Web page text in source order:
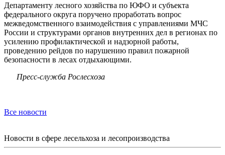
Департаменту лесного хозяйства по ЮФО и субъекта
федерального округа поручено проработать вопрос
межведомственного взаимодействия с управлениями МЧС
России и структурами органов внутренних дел в регионах по
усилению профилактической и надзорной работы,
проведению рейдов по нарушению правил пожарной
безопасности в лесах отдыхающими.
Пресс-служба Рослесхоза
Все новости
Новости в сфере лесельхоза и лесопроизводства